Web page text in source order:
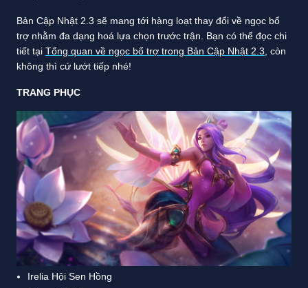
Bản Cập Nhật 2.3 sẽ mang tới hàng loạt thay đổi về ngọc bổ
trợ nhằm đa dạng hoá lựa chọn trước trận. Bạn có thể đọc chi
tiết tại Tổng quan về ngọc bổ trợ trong Bản Cập Nhật 2.3 , còn
không thì cứ lướt tiếp nhé!
TRANG PHỤC
Irelia Hội Sen Hồng